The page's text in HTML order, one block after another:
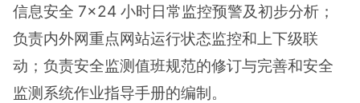
信息安全 7×24 小时日常监控预警及初步分析；
负责内外网重点网站运行状态监控和上下级联
动；负责安全监测值班规范的修订与完善和安全
监测系统作业指导手册的编制。